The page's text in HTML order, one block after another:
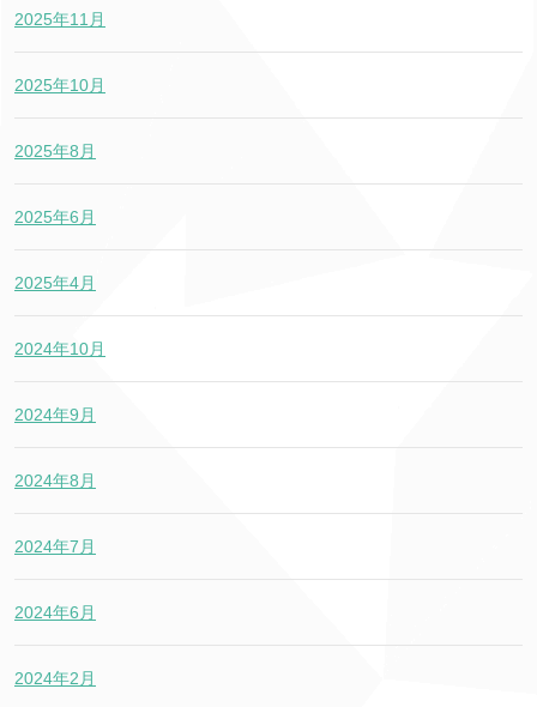
2025年11月
2025年10月
2025年8月
2025年6月
2025年4月
2024年10月
2024年9月
2024年8月
2024年7月
2024年6月
2024年2月